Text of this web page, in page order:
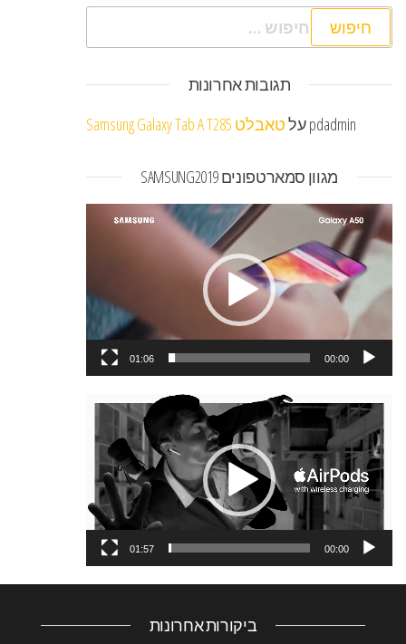
חיפוש:
תגובות אחרונות
pdadminעלטאבלט Samsung Galaxy Tab A T285
מגוון סמארטפונים SAMSUNG2019
נגן
וידאו
00:00
01:06
נגן
וידאו
00:00
01:57
ביקורות אחרונות